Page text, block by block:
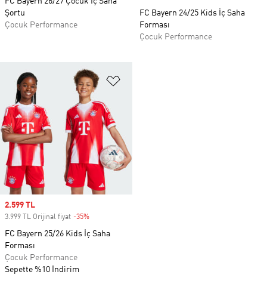
Şortu
Çocuk Performance
FC Bayern 24/25 Kids İç Saha
Forması
Çocuk Performance
Sale price
2.599 TL
3.999 TL Orijinal fiyat -35%
FC Bayern 25/26 Kids İç Saha
Forması
Çocuk Performance
Sepette %10 İndirim